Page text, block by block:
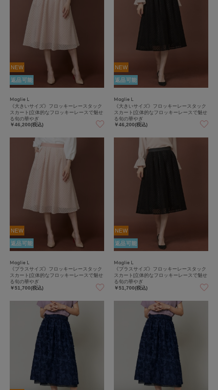
NEW
返品可能
Maglie L
《大きいサイズ》フロッキーレースタック
スカート|立体的なフロッキーレースで魅せ
る旬の華やぎ
￥46,200(税込)
NEW
返品可能
Maglie L
《大きいサイズ》フロッキーレースタック
スカート|立体的なフロッキーレースで魅せ
る旬の華やぎ
￥46,200(税込)
NEW
返品可能
Maglie L
《プラスサイズ》フロッキーレースタック
スカート|立体的なフロッキーレースで魅せ
る旬の華やぎ
￥51,700(税込)
NEW
返品可能
Maglie L
《プラスサイズ》フロッキーレースタック
スカート|立体的なフロッキーレースで魅せ
る旬の華やぎ
￥51,700(税込)